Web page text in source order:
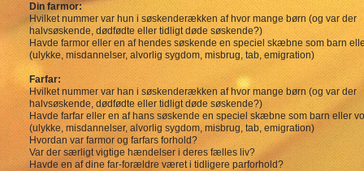
Din farmor:
Hvilket nummer var hun i søskenderækken af hvor mange børn (og var der
halvsøskende, dødfødte eller tidligt døde søskende?)
Havde farmor eller en af hendes søskende en speciel skæbne som barn
(ulykke, misdannelser, alvorlig sygdom, misbrug, tab, emigration)
Farfar:
Hvilket nummer var han i søskenderækken af hvor mange børn (og var der
halvsøskende, dødfødte eller tidligt døde søskende?)
Havde farfar eller en af hans søskende en speciel skæbne som barn eller
(ulykke, misdannelser, alvorlig sygdom, misbrug, tab, emigration)
Hvordan var farmor og farfars forhold?
Var der særligt vigtige hændelser i deres fælles liv?
Havde en af dine far-forældre været i tidligere parforhold?